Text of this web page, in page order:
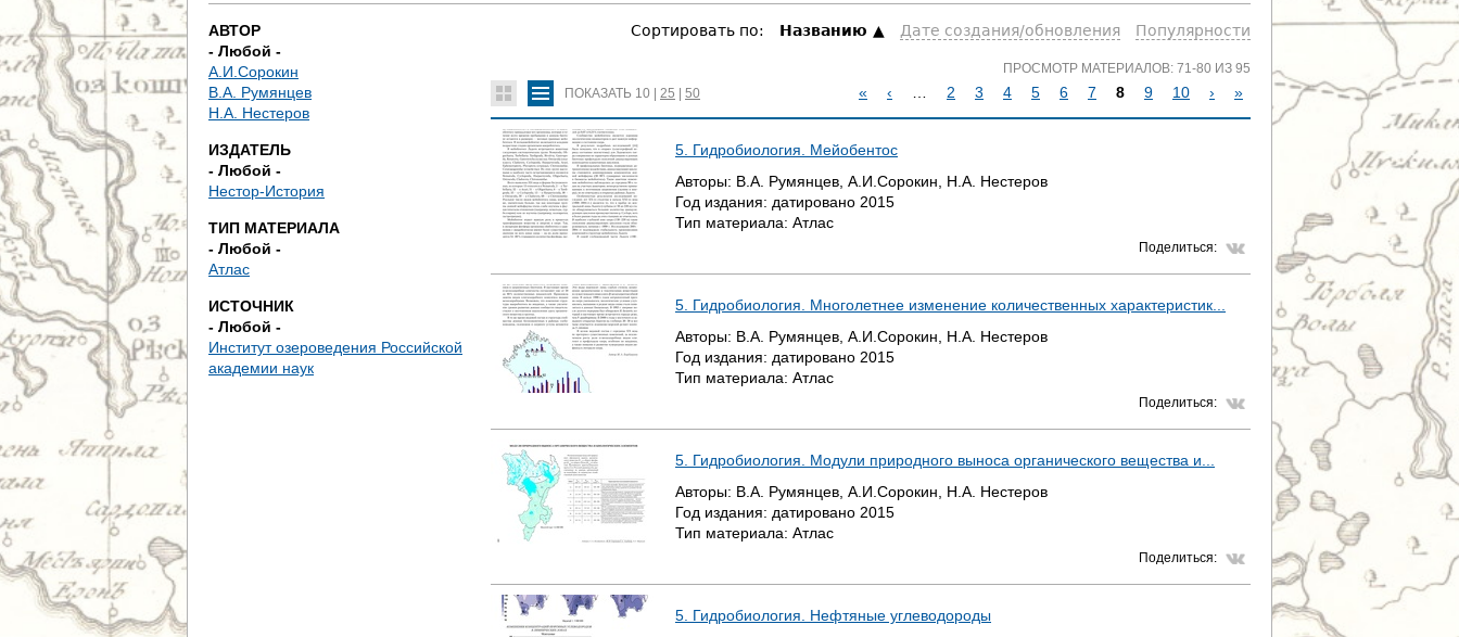
В
ы
з
д
е
с
ь
АВТОР
- Любой -
А.И.Сорокин
В.А. Румянцев
Н.А. Нестеров
ИЗДАТЕЛЬ
- Любой -
Нестор-История
ТИП МАТЕРИАЛА
- Любой -
Атлас
ИСТОЧНИК
- Любой -
Институт озероведения Российской
академии наук
Сортировать по: Hазванию Дате создания/обновления Популярности
ПОКАЗАТЬ 10 25 50
ПРОСМОТР МАТЕРИАЛОВ: 71-80 ИЗ 95
С
Р
И
« ‹ 2 3 4 5 6 7 8 9 10 › »
5. Гидробиология. Мейобентос
Авторы: В.А. Румянцев, А.И.Сорокин, Н.А. Нестеров
Год издания: датировано 2015
Тип материала: Атлас
Поделиться:
5. Гидробиология. Многолетнее изменение количественных характеристик...
Авторы: В.А. Румянцев, А.И.Сорокин, Н.А. Нестеров
Год издания: датировано 2015
Тип материала: Атлас
Поделиться:
5. Гидробиология. Модули природного выноса органического вещества и...
Авторы: В.А. Румянцев, А.И.Сорокин, Н.А. Нестеров
Год издания: датировано 2015
Тип материала: Атлас
Поделиться:
5. Гидробиология. Нефтяные углеводороды